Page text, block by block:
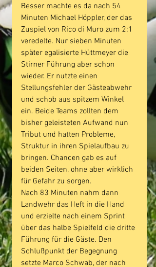
Besser machte es da nach 54
Minuten Michael Höppler, der das
Zuspiel von Rico di Muro zum 2:1
veredelte. Nur sieben Minuten
später egalisierte Hüttmeyer die
Stirner Führung aber schon
wieder. Er nutzte einen
Stellungsfehler der Gästeabwehr
und schob aus spitzem Winkel
ein. Beide Teams zollten dem
bisher geleisteten Aufwand nun
Tribut und hatten Probleme,
Struktur in ihren Spielaufbau zu
bringen. Chancen gab es auf
beiden Seiten, ohne aber wirklich
für Gefahr zu sorgen.
Nach 83 Minuten nahm dann
Landwehr das Heft in die Hand
und erzielte nach einem Sprint
über das halbe Spielfeld die dritte
Führung für die Gäste. Den
Schlußpunkt der Begegnung
setzte Marco Schwab, der nach